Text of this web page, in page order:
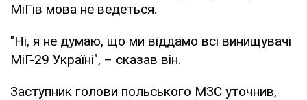
МіГів мова не ведеться.
"Ні, я не думаю, що ми віддамо всі винищувачі
МіГ-29 Україні", – сказав він.
Заступник голови польського МЗС уточнив,